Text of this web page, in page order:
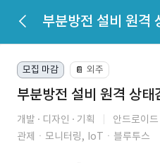
모집 마감 📔 외주
부분방전 설비 원격 상
개발 디자인 기획 안드로이드
관제ㆍ모니터링, IoTㆍ블루투스